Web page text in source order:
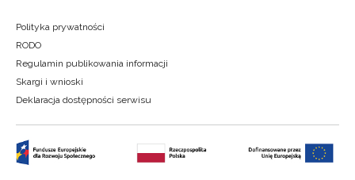
Polityka prywatności
RODO
Regulamin publikowania informacji
Skargi i wnioski
Deklaracja dostępności serwisu